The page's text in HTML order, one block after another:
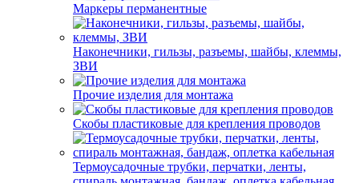
Маркеры перманентные
Наконечники, гильзы, разъемы, шайбы, клеммы,
ЗВИ
Прочие изделия для монтажа
Скобы пластиковые для крепления проводов
Термоусадочные трубки, перчатки, ленты,